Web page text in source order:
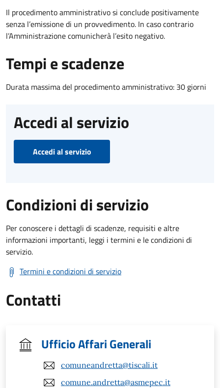
Il procedimento amministrativo si conclude positivamente
senza l’emissione di un provvedimento. In caso contrario
l’Amministrazione comunicherà l’esito negativo.
Tempi e scadenze
Durata massima del procedimento amministrativo: 30 giorni
Accedi al servizio
Accedi al servizio
Condizioni di servizio
Per conoscere i dettagli di scadenze, requisiti e altre
informazioni importanti, leggi i termini e le condizioni di
servizio.
Termini e condizioni di servizio
Contatti
Ufficio Affari Generali
comuneandretta@tiscali.it
comune.andretta@asmepec.it